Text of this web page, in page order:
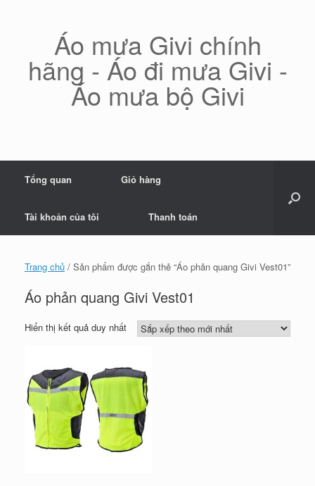
Áo mưa Givi chính
hãng - Áo đi mưa Givi -
Áo mưa bộ Givi
Tổng quan Giỏ hàng
Tài khoản của tôi Thanh toán
Trang chủ / Sản phẩm được gắn thẻ “Áo phản quang Givi Vest01”
Áo phản quang Givi Vest01
Hiển thị kết quả duy nhất